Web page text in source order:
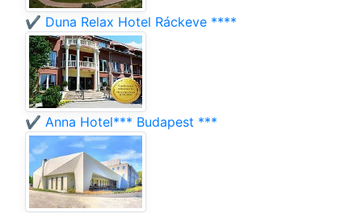
✔️ Duna Relax Hotel Ráckeve ****
✔️ Anna Hotel*** Budapest ***